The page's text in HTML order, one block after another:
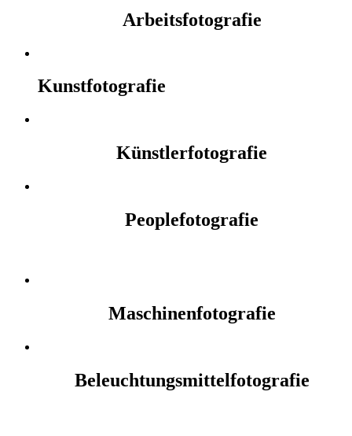
Arbeitsfotografie
Kunstfotografie
Künstlerfotografie
Peoplefotografie
Maschinenfotografie
Beleuchtungsmittelfotografie